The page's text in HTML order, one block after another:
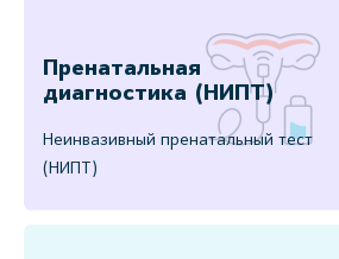
Пренатальная
диагностика (НИПТ)
Неинвазивный пренатальный тест
(НИПТ)